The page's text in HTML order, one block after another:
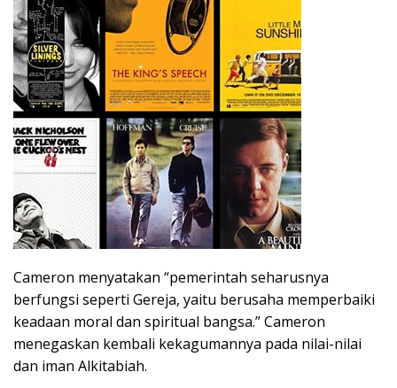
Cameron menyatakan “pemerintah seharusnya
berfungsi seperti Gereja, yaitu berusaha memperbaiki
keadaan moral dan spiritual bangsa.” Cameron
menegaskan kembali kekagumannya pada nilai-nilai
dan iman Alkitabiah.